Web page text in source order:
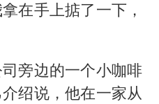
在手上掂了一下，
旁边的一个小咖啡
绍说，他在一家从